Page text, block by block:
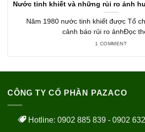
Nước tinh khiết và những rủi ro ảnh
Năm 1980 nước tinh khiết được Tổ
cảnh báo rủi ro ảnhĐọc
1 COMMENT
CÔNG TY CỔ PHẦN PAZACO
Hotline: 0902 885 839 - 0902